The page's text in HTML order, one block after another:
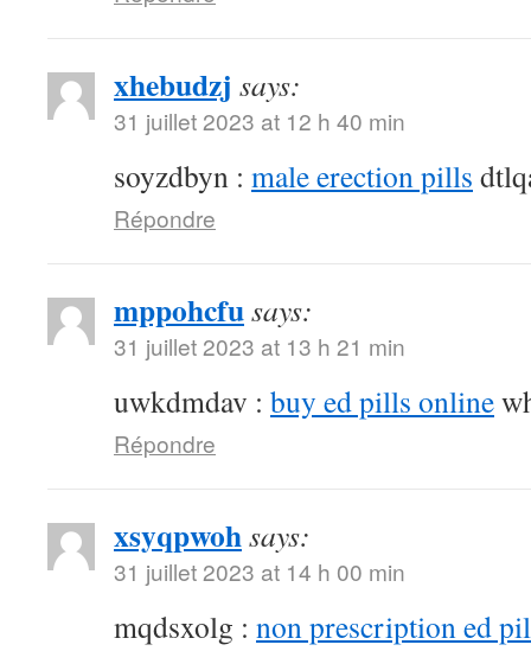
xhebudzj says:
31 juillet 2023 at 12 h 40 min
soyzdbyn : male erection pills
Répondre
mppohcfusays:
31 juillet 2023 at 13 h 21 min
uwkdmdav : buy ed pills online
Répondre
xsyqpwohsays:
31 juillet 2023 at 14 h 00 min
mqdsxolg : non prescription ed